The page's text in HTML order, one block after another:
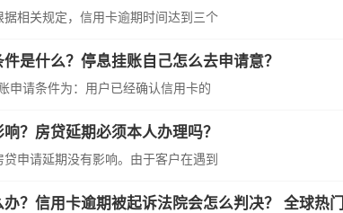
相关规定，信用卡逾期时间达到三个
是什么？停息挂账自己怎么去申请意？
申请条件为：用户已经确认信用卡的
？房贷延期必须本人办理吗？
申请延期没有影响。由于客户在遇到
？信用卡逾期被起诉法院会怎么判决？ 全球热门